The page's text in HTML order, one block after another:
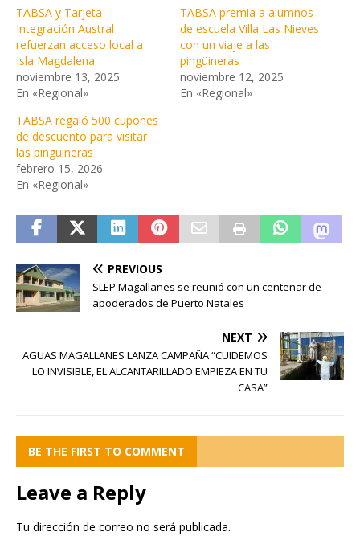
TABSA y Tarjeta
Integración Austral
refuerzan acceso local a
Isla Magdalena
noviembre 13, 2025
En «Regional»
TABSA premia a alumnos
de escuela Villa Las Nieves
con un viaje a las
pingüineras
noviembre 12, 2025
En «Regional»
TABSA regaló 500 cupones
de descuento para visitar
las pingüineras
febrero 15, 2026
En «Regional»
PREVIOUS
SLEP Magallanes se reunió con un centenar de
apoderados de Puerto Natales
NEXT
AGUAS MAGALLANES LANZA CAMPAÑA “CUIDEMOS
LO INVISIBLE, EL ALCANTARILLADO EMPIEZA EN TU
CASA”
BE THE FIRST TO COMMENT
Leave a Reply
Tu dirección de correo no será publicada.